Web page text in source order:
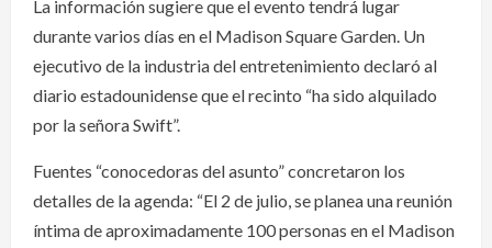
La información sugiere que el evento tendrá lugar
durante varios días en el Madison Square Garden. Un
ejecutivo de la industria del entretenimiento declaró al
diario estadounidense que el recinto “ha sido alquilado
por la señora Swift”.
Fuentes “conocedoras del asunto” concretaron los
detalles de la agenda: “El 2 de julio, se planea una reunión
íntima de aproximadamente 100 personas en el Madison